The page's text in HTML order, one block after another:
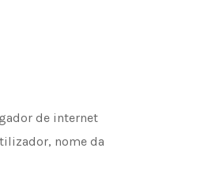
de internet
nome da